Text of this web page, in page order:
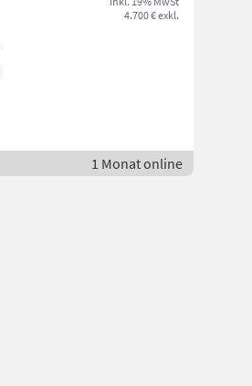
4.700 € exkl.
1 Monat online